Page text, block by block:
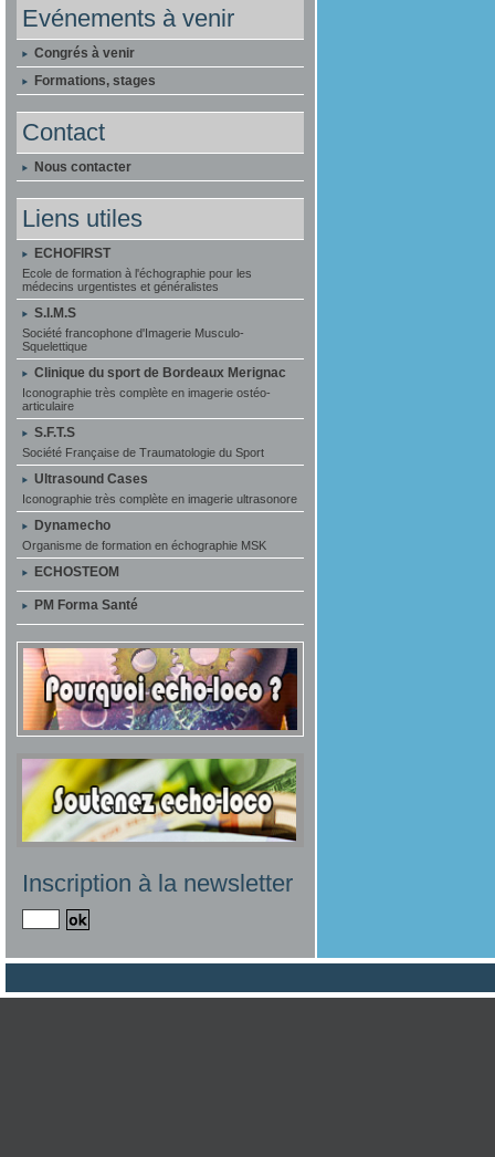
Evénements à venir
Congrés à venir
Formations, stages
Contact
Nous contacter
Liens utiles
ECHOFIRST
Ecole de formation à l'échographie pour les
médecins urgentistes et généralistes
S.I.M.S
Société francophone d'Imagerie Musculo-
Squelettique
Clinique du sport de Bordeaux Merignac
Iconographie très complète en imagerie ostéo-
articulaire
S.F.T.S
Société Française de Traumatologie du Sport
Ultrasound Cases
Iconographie très complète en imagerie ultrasonore
Dynamecho
Organisme de formation en échographie MSK
ECHOSTEOM
PM Forma Santé
Inscription à la newsletter